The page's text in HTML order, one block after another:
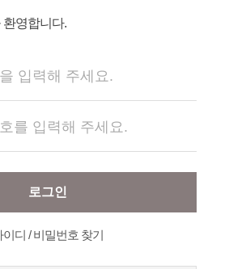
환영합니다.
로그인
이디 / 비밀번호 찾기